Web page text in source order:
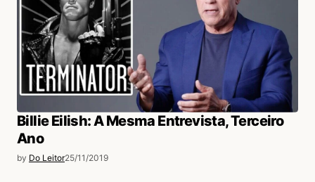
Billie Eilish: A Mesma Entrevista, Terceiro
Ano
by Do Leitor25/11/2019